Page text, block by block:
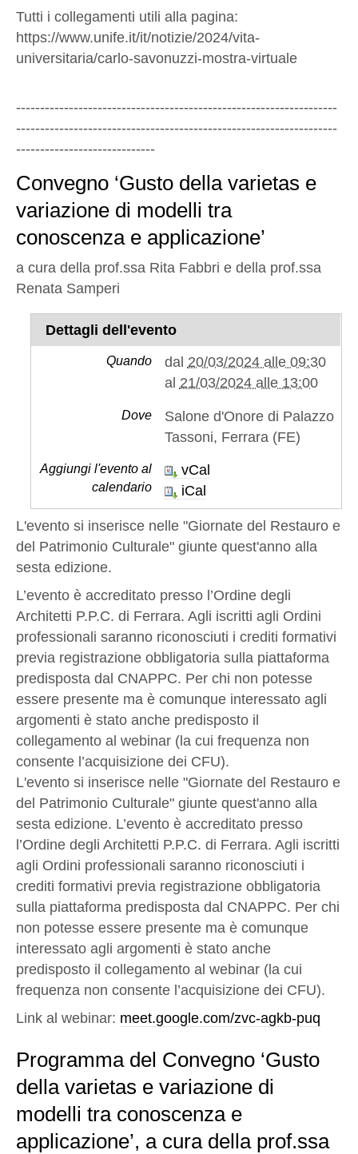
Tutti i collegamenti utili alla pagina:
https://www.unife.it/it/notizie/2024/vita-
universitaria/carlo-savonuzzi-mostra-virtuale
-------------------------------------------------------------------
-------------------------------------------------------------------
-----------------------------
Convegno ‘Gusto della varietas e
variazione di modelli tra
conoscenza e applicazione’
a cura della prof.ssa Rita Fabbri e della prof.ssa
Renata Samperi
Dettagli dell'evento
Quando dal 20/03/2024 alle 09:30
al 21/03/2024 alle 13:00
Dove
Salone d'Onore di Palazzo
Tassoni, Ferrara (FE)
Aggiungi l'evento al
calendario
vCal
iCal
L'evento si inserisce nelle "Giornate del Restauro e
del Patrimonio Culturale" giunte quest'anno alla
sesta edizione.
L’evento è accreditato presso l’Ordine degli
Architetti P.P.C. di Ferrara. Agli iscritti agli Ordini
professionali saranno riconosciuti i crediti formativi
previa registrazione obbligatoria sulla piattaforma
predisposta dal CNAPPC. Per chi non potesse
essere presente ma è comunque interessato agli
argomenti è stato anche predisposto il
collegamento al webinar (la cui frequenza non
consente l’acquisizione dei CFU).
L'evento si inserisce nelle "Giornate del Restauro e
del Patrimonio Culturale" giunte quest'anno alla
sesta edizione. L’evento è accreditato presso
l’Ordine degli Architetti P.P.C. di Ferrara. Agli iscritti
agli Ordini professionali saranno riconosciuti i
crediti formativi previa registrazione obbligatoria
sulla piattaforma predisposta dal CNAPPC. Per chi
non potesse essere presente ma è comunque
interessato agli argomenti è stato anche
predisposto il collegamento al webinar (la cui
frequenza non consente l’acquisizione dei CFU).
Link al webinar: meet.google.com/zvc-agkb-puq
Programma del Convegno ‘Gusto
della varietas e variazione di
modelli tra conoscenza e
applicazione’, a cura della prof.ssa